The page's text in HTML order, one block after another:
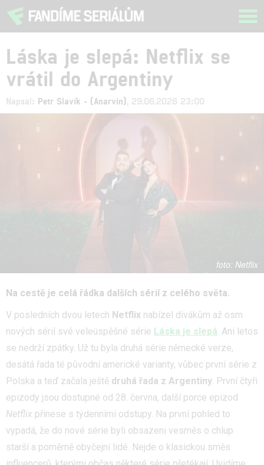
Láska je slepá: Netflix se
vrátil do Argentiny
Napsal: Petr Slavík - (Anarvin) , 29.06.2026 23:00
Netflix
Na cestě je celá řádka dalších sérií z celého světa.
V posledních dvou letech Netflix nabízel divákům až osm
nových sérií své veleúspěšné série Láska je slepá. Ani letos
se nedrží zpátky. Už tu byla druhá série německé verze,
desátá řada té původní americké varianty, vůbec první série z
Polska a teď začala ještě druhá řada z Argentiny. První čtyři
epizody jsou dostupné od 28. června, další porce epizod
Netflix přinese s týdenními odstupy. Na první pohled to
vypadá, že do nové série byli obsazeni vesměs o chlup
starší a poměrně obyčejní lidé. Nejde o klasickou směs